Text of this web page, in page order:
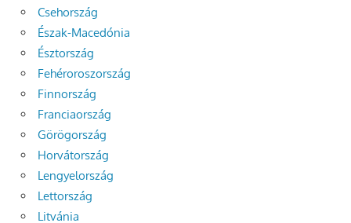
Csehország
Észak-Macedónia
Észtország
Fehéroroszország
Finnország
Franciaország
Görögország
Horvátország
Lengyelország
Lettország
Litvánia